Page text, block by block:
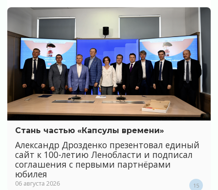
Стань частью «Капсулы времени»
Александр Дрозденко презентовал единый
сайт к 100-летию Ленобласти и подписал
соглашения с первыми партнёрами
юбилея
06 августа 2026 15